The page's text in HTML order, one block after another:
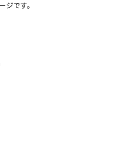
ジです。